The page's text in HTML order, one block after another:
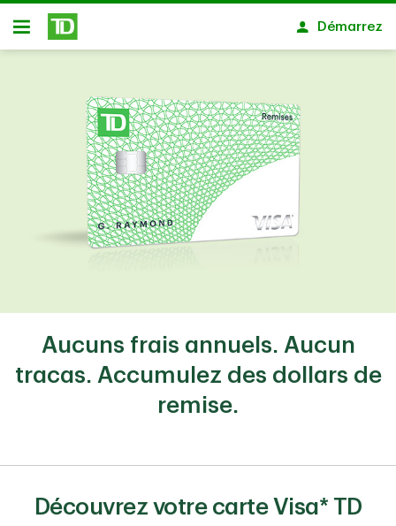
Passer au contenu principal
Ouvert
Démarrez
Aucuns frais annuels. Aucun
tracas. Accumulez des dollars de
remise.
Découvrez votre carte Visa* TD